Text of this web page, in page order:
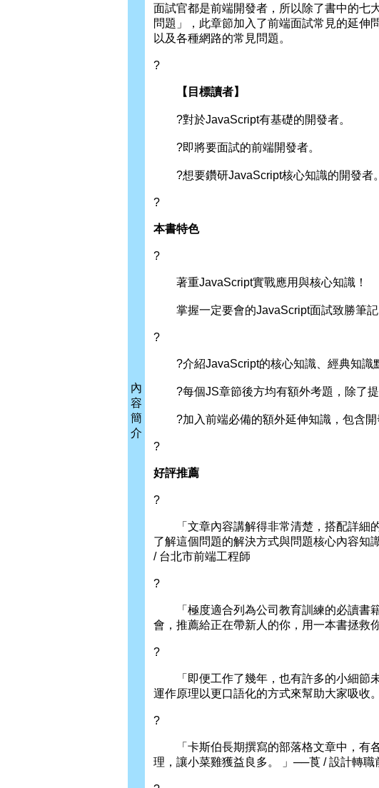
內
容
簡
介
面試官都是前端開發者，所以除了書中的七
問題」，此章節加入了前端面試常見的延伸
以及各種網路的常見問題。
?
【目標讀者】
?對於JavaScript有基礎的開發者。
?即將要面試的前端開發者。
?想要鑽研JavaScript核心知識的開發者。
?
本書特色
?
著重JavaScript實戰應用與核心知識！
掌握一定要會的JavaScript面試致勝筆記
?
?介紹JavaScript的核心知識、經典知識
?每個JS章節後方均有額外考題，除了提
?加入前端必備的額外延伸知識，包含開
?
好評推薦
?
「文章內容講解得非常清楚，搭配詳細
了解這個問題的解決方式與問題核心內容知
/ 台北市前端工程師
?
「極度適合列為公司教育訓練的必讀書
會，推薦給正在帶新人的你，用一本書拯救
?
「即便工作了幾年，也有許多的小細節
運作原理以更口語化的方式來幫助大家吸收
?
「卡斯伯長期撰寫的部落格文章中，有
理，讓小菜雞獲益良多。 」──莨 / 設計轉職